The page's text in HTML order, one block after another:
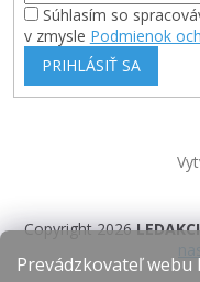
Prevádzkovateľ webu
Súhlasím so
v zmysle Podmienok
PRIHLÁSIŤ SA
Copyright 2026